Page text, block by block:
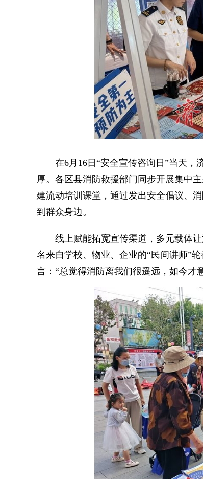
在6月16日“安全宣传咨询日”当天，
厚。各区县消防救援部门同步开展集中
建流动培训课堂，通过发出安全倡议、
到群众身边。
线上赋能拓宽宣传渠道，多元载体让
名来自学校、物业、企业的“民间讲师”
言：“总觉得消防离我们很遥远，如今才